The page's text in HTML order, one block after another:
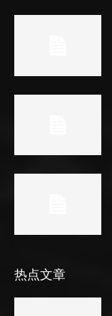
热点文章